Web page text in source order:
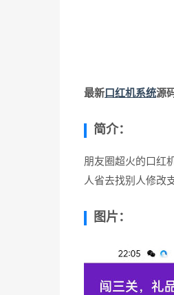
最新 口红机系统源
简介：
朋友圈超火的口红
人省去找别人修改
图片：